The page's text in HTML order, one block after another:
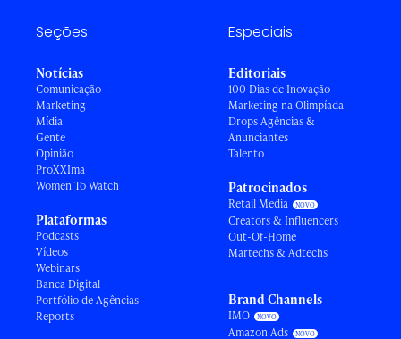
Seções
Notícias
Comunicação
Marketing
Mídia
Gente
Opinião
ProXXIma
Women To Watch
Plataformas
Podcasts
Vídeos
Webinars
Banca Digital
Portfólio de Agências
Reports
Especiais
Editoriais
100 Dias de Inovação
Marketing na Olimpíada
Drops Agências &
Anunciantes
Talento
Patrocinados
Retail Media
Creators & Influencers
Out-Of-Home
Martechs & Adtechs
Brand Channels
IMO
Amazon Ads